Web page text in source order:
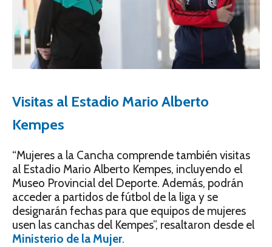
Visitas al Estadio Mario Alberto
Kempes
“Mujeres a la Cancha comprende también visitas
al Estadio Mario Alberto Kempes, incluyendo el
Museo Provincial del Deporte. Además, podrán
acceder a partidos de fútbol de la liga y se
designarán fechas para que equipos de mujeres
usen las canchas del Kempes”, resaltaron desde el
Ministerio de la Mujer.